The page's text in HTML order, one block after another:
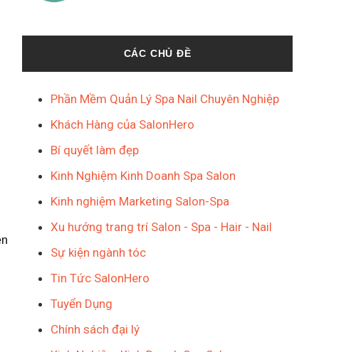
CÁC CHỦ ĐỀ
Phần Mềm Quản Lý Spa Nail Chuyên Nghiệp
Khách Hàng của SalonHero
Bí quyết làm đẹp
Kinh Nghiệm Kinh Doanh Spa Salon
Kinh nghiệm Marketing Salon-Spa
Xu hướng trang trí Salon - Spa - Hair - Nail
Sự kiện ngành tóc
Tin Tức SalonHero
Tuyển Dụng
Chính sách đại lý